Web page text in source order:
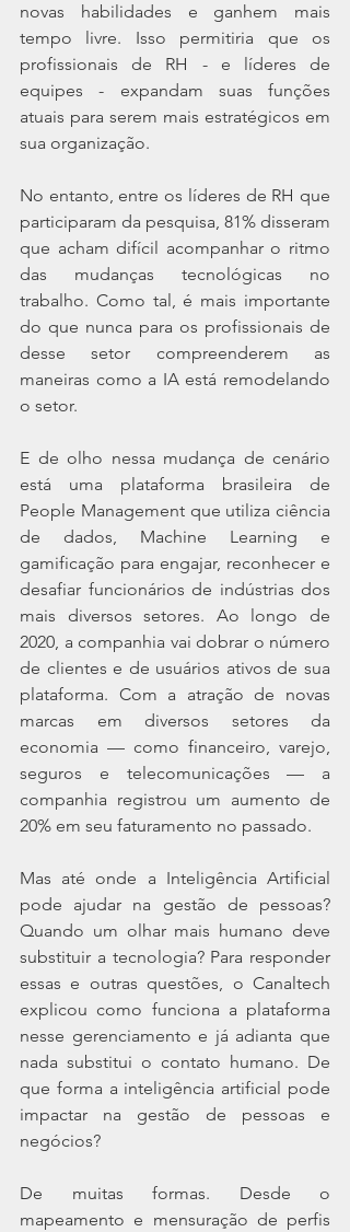
novas habilidades e ganhem mais
tempo livre. Isso permitiria que os
profissionais de RH - e líderes de
equipes - expandam suas funções
atuais para serem mais estratégicos em
sua organização.
No entanto, entre os líderes de RH que
participaram da pesquisa, 81% disseram
que acham difícil acompanhar o ritmo
das mudanças tecnológicas no
trabalho. Como tal, é mais importante
do que nunca para os profissionais de
desse setor compreenderem as
maneiras como a IA está remodelando
o setor.
E de olho nessa mudança de cenário
está uma plataforma brasileira de
People Management que utiliza ciência
de dados, Machine Learning e
gamificação para engajar, reconhecer e
desafiar funcionários de indústrias dos
mais diversos setores. Ao longo de
2020, a companhia vai dobrar o número
de clientes e de usuários ativos de sua
plataforma. Com a atração de novas
marcas em diversos setores da
economia — como financeiro, varejo,
seguros e telecomunicações — a
companhia registrou um aumento de
20% em seu faturamento no passado.
Mas até onde a Inteligência Artificial
pode ajudar na gestão de pessoas?
Quando um olhar mais humano deve
substituir a tecnologia? Para responder
essas e outras questões, o Canaltech
explicou como funciona a plataforma
nesse gerenciamento e já adianta que
nada substitui o contato humano. De
que forma a inteligência artificial pode
impactar na gestão de pessoas e
negócios?
De muitas formas. Desde o
mapeamento e mensuração de perfis